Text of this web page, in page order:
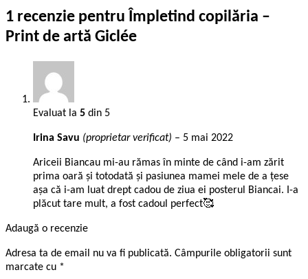
1 recenzie pentru Împletind copilăria –
Print de artă Giclée
Evaluat la 5 din 5
Irina Savu (proprietar verificat) – 5 mai 2022
Ariceii Biancau mi-au rămas în minte de când i-am zărit
prima oară și totodată și pasiunea mamei mele de a țese
așa că i-am luat drept cadou de ziua ei posterul Biancai. I-a
plăcut tare mult, a fost cadoul perfect🥰
Adaugă o recenzie
Adresa ta de email nu va fi publicată. Câmpurile obligatorii sunt
marcate cu *